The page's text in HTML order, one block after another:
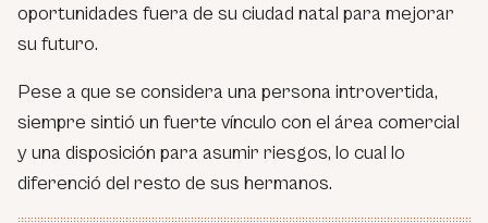
oportunidades fuera de su ciudad natal para mejorar
su futuro.
Pese a que se considera una persona introvertida,
siempre sintió un fuerte vínculo con el área comercial
y una disposición para asumir riesgos, lo cual lo
diferenció del resto de sus hermanos.